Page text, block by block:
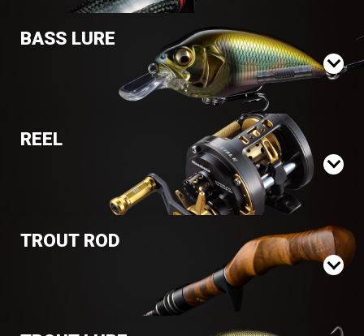
BASS LURE
REEL
TROUT ROD